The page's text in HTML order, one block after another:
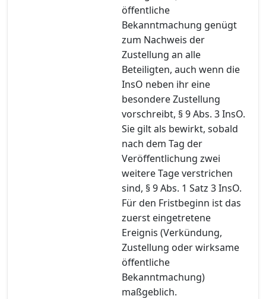
öffentliche
Bekanntmachung genügt
zum Nachweis der
Zustellung an alle
Beteiligten, auch wenn die
InsO neben ihr eine
besondere Zustellung
vorschreibt, § 9 Abs. 3 InsO.
Sie gilt als bewirkt, sobald
nach dem Tag der
Veröffentlichung zwei
weitere Tage verstrichen
sind, § 9 Abs. 1 Satz 3 InsO.
Für den Fristbeginn ist das
zuerst eingetretene
Ereignis (Verkündung,
Zustellung oder wirksame
öffentliche
Bekanntmachung)
maßgeblich.